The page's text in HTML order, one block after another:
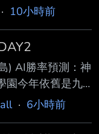
10小時前
) AI勝率預測：神
園今年依舊是九
整體投手深度、
· 6小時前